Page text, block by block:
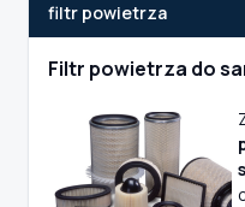
filtr powietrza
Filtr powietrza do